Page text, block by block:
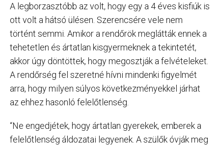
A legborzasztóbb az volt, hogy egy a 4 éves kisfiúk is
ott volt a hátsó ülésen. Szerencsére vele nem
történt semmi. Amikor a rendőrök meglátták ennek a
tehetetlen és ártatlan kisgyermeknek a tekintetét,
akkor úgy döntöttek, hogy megosztják a felvételeket.
A rendőrség fel szeretné hívni mindenki figyelmét
arra, hogy milyen súlyos következményekkel járhat
az ehhez hasonló felelőtlenség.
“Ne engedjétek, hogy ártatlan gyerekek, emberek a
felelőtlenség áldozatai legyenek. A szülők óvják meg